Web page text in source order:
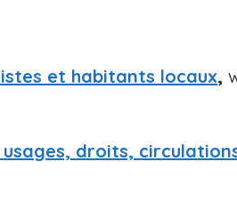
et habitants locaux,
droits,